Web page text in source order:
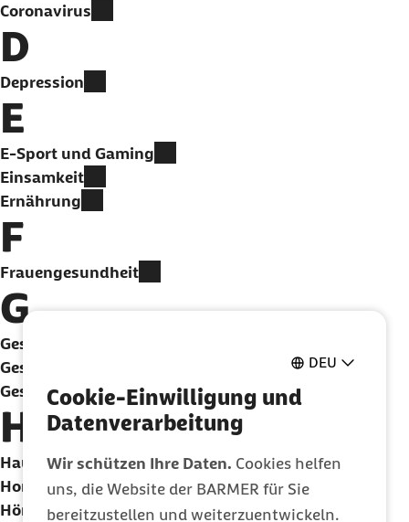
DEU
Cookie-Einwilligung und
Datenverarbeitung
Wir schützen Ihre Daten. Cookies helfen
uns, die Website der BARMER für Sie
bereitzustellen und weiterzuentwickeln.
Coronavirus
D
Depression
E
E-Sport und Gaming
Einsamkeit
Ernährung
F
Frauengesundheit
G
Gesund in Schule, Studium und Job
Gesundheit 2030
Gesundheitliche Selbsthilfe
H
Hautgesundheit
Hormone
Hören